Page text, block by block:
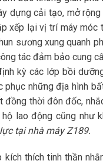
dựng cải tạo, mở
xếp lại vị trí máy
sương xung quanh
tác đảm bảo cung
kỳ các lớp bồi
những địa hình
đồng thời đôn đốc,
lao động cũng như
tại nhà máy Z189.
kích thích tinh thần